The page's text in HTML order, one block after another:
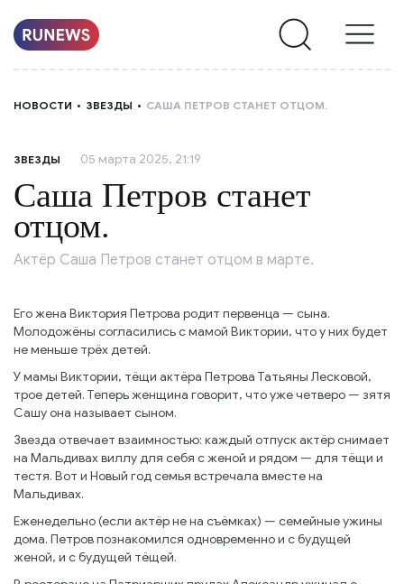
О
НОВОСТИ ЗВЕЗДЫ САША ПЕТРОВ СТАНЕТ ОТЦОМ.
ЗВЕЗДЫ 05 марта 2025, 21:19
Саша Петров станет
отцом.
Актёр Саша Петров станет отцом в марте.
Его жена Виктория Петрова родит первенца — сына.
Молодожёны согласились с мамой Виктории, что у них будет
не меньше трёх детей.
У мамы Виктории, тёщи актёра Петрова Татьяны Лесковой,
трое детей. Теперь женщина говорит, что уже четверо — зятя
Сашу она называет сыном.
Звезда отвечает взаимностью: каждый отпуск актёр снимает
на Мальдивах виллу для себя с женой и рядом — для тёщи и
тестя. Вот и Новый год семья встречала вместе на
Мальдивах.
Еженедельно (если актёр не на съёмках) — семейные ужины
дома. Петров познакомился одновременно и с будущей
женой, и с будущей тёщей.